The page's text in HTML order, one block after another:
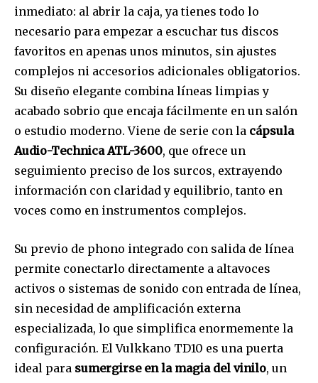
inmediato: al abrir la caja, ya tienes todo lo
necesario para empezar a escuchar tus discos
favoritos en apenas unos minutos, sin ajustes
complejos ni accesorios adicionales obligatorios.
Su diseño elegante combina líneas limpias y
acabado sobrio que encaja fácilmente en un salón
o estudio moderno. Viene de serie con la cápsula
Audio-Technica ATL-3600, que ofrece un
seguimiento preciso de los surcos, extrayendo
información con claridad y equilibrio, tanto en
voces como en instrumentos complejos.
Su previo de phono integrado con salida de línea
permite conectarlo directamente a altavoces
activos o sistemas de sonido con entrada de línea,
sin necesidad de amplificación externa
especializada, lo que simplifica enormemente la
configuración. El Vulkkano TD10 es una puerta
ideal para sumergirse en la magia del vinilo, un